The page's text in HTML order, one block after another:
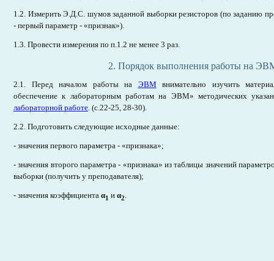
1.2. Измерить Э.Д.С. шумов заданной выборки резисторов (по заданию
- первый параметр - «признак»).
1.3. Провести измерения по п.1.2 не менее 3 раз.
2. Порядок выполнения работы на
2.1. Перед началом работы на ЭВМ внимательно изучить
обеспечение к лабораторным работам на ЭВМ» методических
лабораторной работе. (с.22-25, 28-30).
2.2. Подготовить следующие исходные данные:
- значения первого параметра - «признака»;
- значения второго параметра - «признака» из таблицы значений
выборки (получить у преподавателя);
- значения коэффициента α1 и α2.